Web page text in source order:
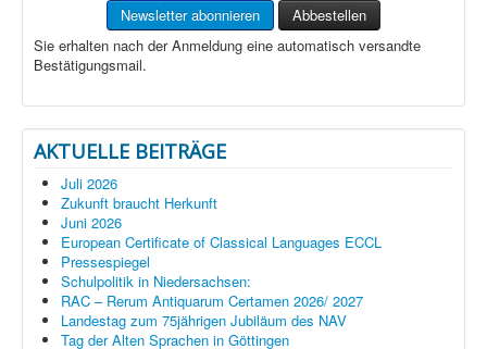
Sie erhalten nach der Anmeldung eine automatisch versandte
Bestätigungsmail.
AKTUELLE BEITRÄGE
Juli 2026
Zukunft braucht Herkunft
Juni 2026
European Certificate of Classical Languages ECCL
Pressespiegel
Schulpolitik in Niedersachsen:
RAC – Rerum Antiquarum Certamen 2026/ 2027
Landestag zum 75jährigen Jubiläum des NAV
Tag der Alten Sprachen in Göttingen